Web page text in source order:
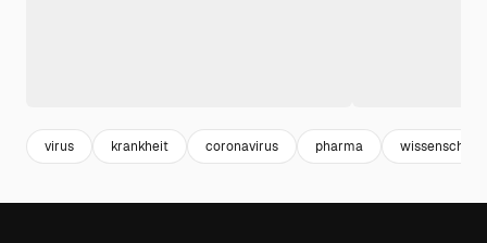
virus krankheit coronavirus pharma wissenschaft